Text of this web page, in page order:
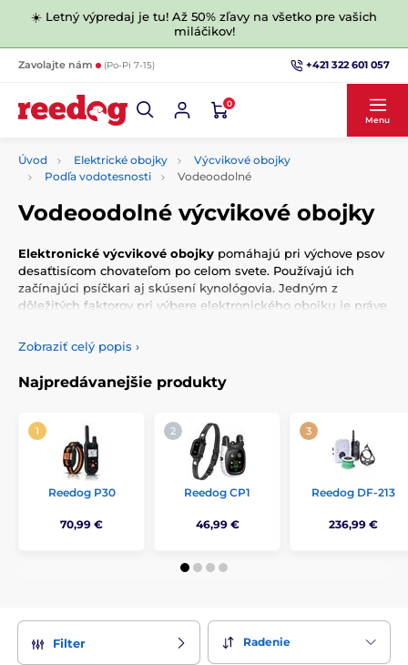
☀️ Letný výpredaj je tu! Až 50% zľavy na všetko pre vašich
miláčikov!
Zavolajte nám (Po-Pi 7-15) +421 322 601 057
0
Menu
Úvod Elektrické obojky
Výcvikové obojky
Podľa vodotesnosti
Vodeoodolné
Vodeoodolné výcvikové obojky
Elektronické výcvikové obojky pomáhajú pri výchove psov
desaťtisícom chovateľom po celom svete. Používajú ich
začínajúci psíčkari aj skúsení kynológovia. Jedným z
dôležitých faktorov pri výbere elektronického obojku je práve
dojsť k ich ľahkému namočeniu, nevadí im napríklad ani
mierny dážď.
Zobraziť celý popis ›
Najpredávanejšie produkty
Reedog P30
70,99 €
Reedog CP1
46,99 €
Reedog DF-213
236,99 €
Filter Radenie